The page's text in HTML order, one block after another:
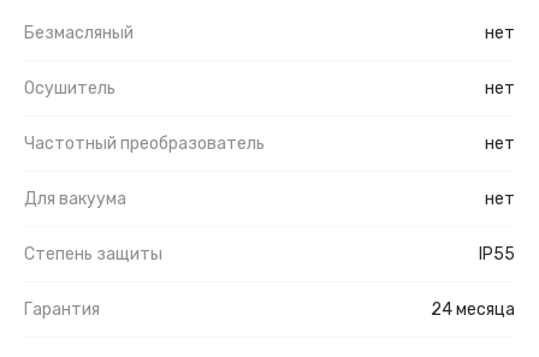
Безмасляный нет
Осушитель нет
Частотный преобразователь нет
Для вакуума нет
Степень защиты IP55
Гарантия 24 месяца